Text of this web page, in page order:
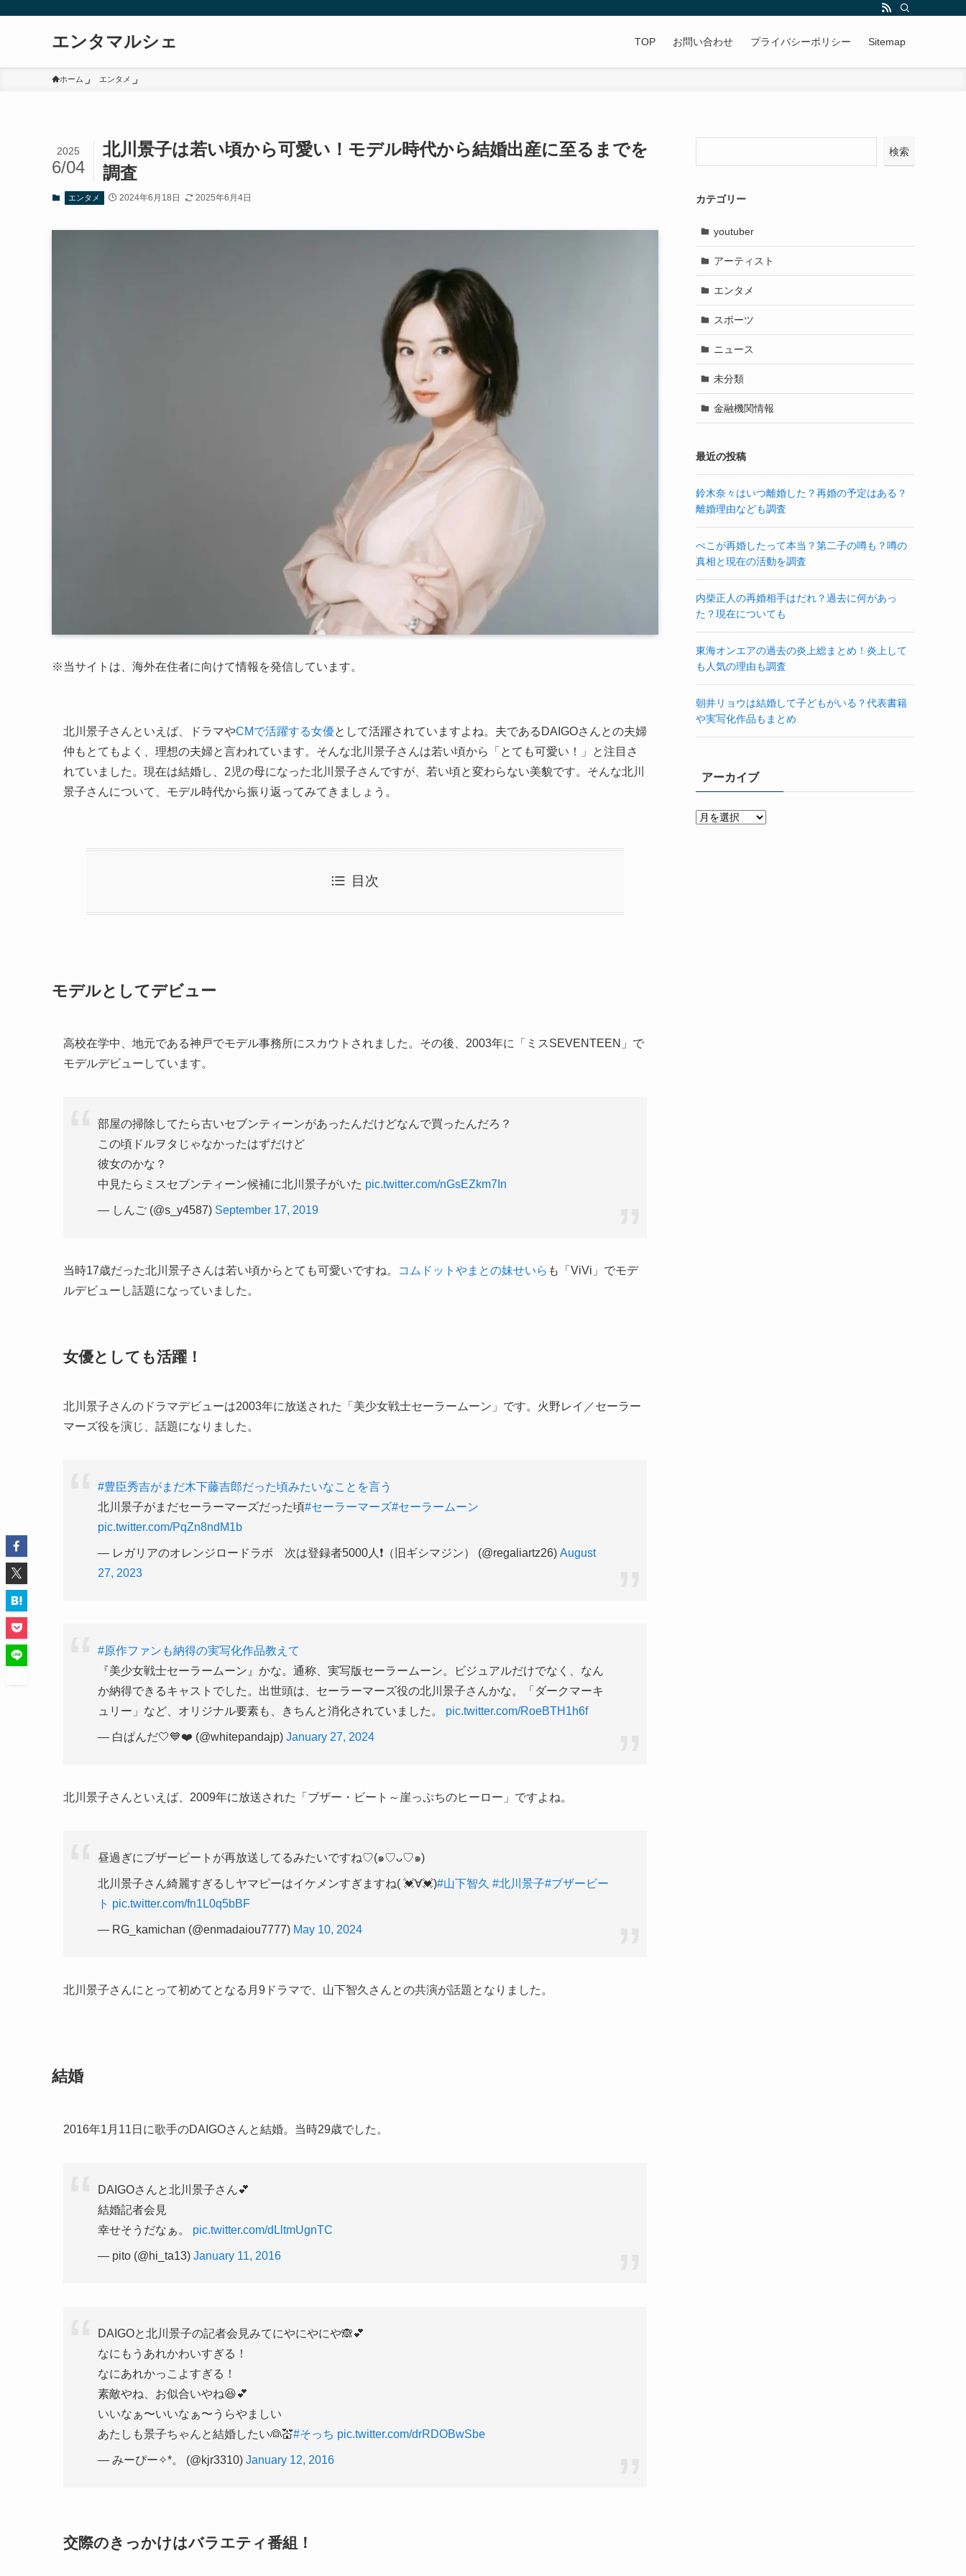
エンタマルシェ TOP お問い合わせ プライバシーポリシー Sitemap
ホーム エンタメ
北川景子は若い頃から可愛い！モデル時代から結婚出産に至るまでを
調査
2025
6/04
エンタメ 2024年6月18日 2025年6月4日
※当サイトは、海外在住者に向けて情報を発信しています。
北川景子さんといえば、ドラマやCMで活躍する女優として活躍されていますよね。夫である DAIGOさんとの夫婦
仲もとてもよく、理想の夫婦と言われています。そんな北川景子さんは若い頃から「とても可愛い！」と注目さ
れていました。現在は結婚し、 2 児の母になった北川景子さんですが、若い頃と変わらない美貌です。そんな北川
景子さんについて、モデル時代から振り返ってみてきましょう。
目次
モデルとしてデビュー
高校在学中、地元である神戸でモデル事務所にスカウトされました。その後、 2003年に「ミスSEVENTEEN 」で
モデルデビューしています。
部屋の掃除してたら古いセブンティーンがあったんだけどなんで買ったんだろ？
この頃ドルヲタじゃなかったはずだけど
彼女のかな？
中見たらミスセブンティーン候補に北川景子がいた pic.twitter.com/nGsEZkm7In
— しんご (@s_y4587) September 17, 2019
当時17歳だった北川景子さんは若い頃からとても可愛いですね。 コムドットやまとの妹せいら も「 ViVi 」でモデ
ルデビューし話題になっていました。
女優としても活躍！
北川景子さんのドラマデビューは2003年に放送された「美少女戦士セーラームーン」です。火野レイ／セーラー
マーズ役を演じ、話題になりました。
#豊臣秀吉がまだ木下藤吉郎だった頃みたいなことを言う
北川景子がまだセーラーマーズだった頃#セーラーマーズ#セーラームーン
pic.twitter.com/PqZn8ndM1b
— レガリアのオレンジロードラボ 次は登録者5000人❗️（旧ギシマジン） (@regaliartz26) August
27, 2023
#原作ファンも納得の実写化作品教えて
『美少女戦士セーラームーン』かな。通称、実写版セーラームーン。ビジュアルだけでなく、なん
か納得できるキャストでした。出世頭は、セーラーマーズ役の北川景子さんかな。「ダークマーキ
ュリー」など、オリジナル要素も、きちんと消化されていました。 pic.twitter.com/RoeBTH1h6f
— 白ぱんだ🤍💙❤️ (@whitepandajp) January 27, 2024
北川景子さんといえば、 2009年に放送された「ブザー・ビート～崖っぷちのヒーロー」ですよね。
昼過ぎにブザービートが再放送してるみたいですね♡(๑♡ᴗ♡๑)
北川景子さん綺麗すぎるしヤマピーはイケメンすぎますね( 💓∀💓)#山下智久 #北川景子#ブザービー
ト pic.twitter.com/fn1L0q5bBF
— RG_kamichan (@enmadaiou7777) May 10, 2024
北川景子さんにとって初めてとなる月 9 ドラマで、山下智久さんとの共演が話題となりました。
結婚
2016年1 月 11 日に歌手のDAIGOさんと結婚。当時29歳でした。
DAIGOさんと北川景子さん💕
結婚記者会見
幸せそうだなぁ。 pic.twitter.com/dLltmUgnTC
— pito (@hi_ta13) January 11, 2016
DAIGOと北川景子の記者会見みてにやにやにや🙈💕
なにもうあれかわいすぎる！
なにあれかっこよすぎる！
素敵やね、お似合いやね😆💕
いいなぁ〜いいなぁ〜うらやましい
あたしも景子ちゃんと結婚したい👰💒#そっち pic.twitter.com/drRDOBwSbe
— みーぴー✧*。 (@kjr3310) January 12, 2016
交際のきっかけはバラエティ番組！
検索
カテゴリー
youtuber
アーティスト
エンタメ
スポーツ
ニュース
未分類
金融機関情報
最近の投稿
鈴木奈々はいつ離婚した？再婚の予定はある？
離婚理由なども調査
ぺこが再婚したって本当？第二子の噂も？噂の
真相と現在の活動を調査
内柴正人の再婚相手はだれ？過去に何があっ
た？現在についても
東海オンエアの過去の炎上総まとめ！炎上して
も人気の理由も調査
朝井リョウは結婚して子どもがいる？代表書籍
や実写化作品もまとめ
アーカイブ
ア